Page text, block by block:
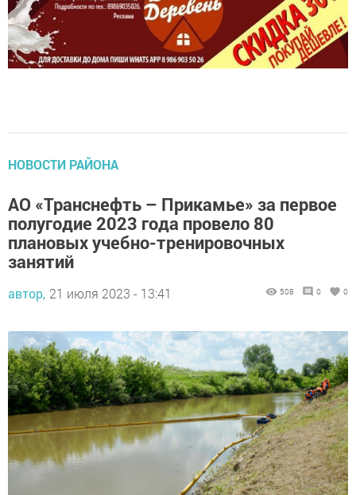
НОВОСТИ РАЙОНА
АО «Транснефть – Прикамье» за первое
полугодие 2023 года провело 80
плановых учебно-тренировочных
занятий
автор, 21 июля 2023 - 13:41